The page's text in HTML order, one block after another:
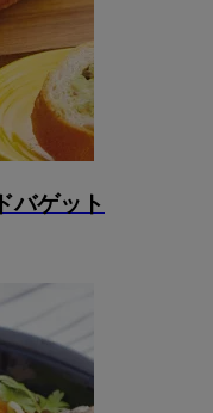
バゲット